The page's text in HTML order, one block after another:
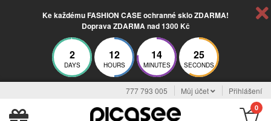
Ke každému FASHION CASE ochranné sklo ZDARMA!
Doprava ZDARMA nad 1300 Kč
2
DAYS
12
HOURS
14
MINUTES
24
SECONDS
777 793 005 Můj účet Přihlášení
0